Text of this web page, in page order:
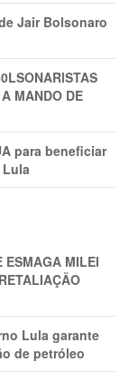
Jair Bolsonaro
MANDO DE
para beneficiar
ESMAGA MILEI
Lula garante
de petróleo